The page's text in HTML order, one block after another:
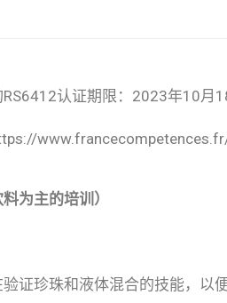
认证期限：2023年10月
为主的培训）
证珍珠和液体混合的技能，以